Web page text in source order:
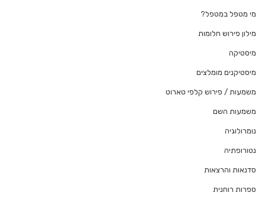
מי מטפל במטפל?
מילון פירוש חלומות
מיסטיקה
מיסטיקנים מומלצים
משמעות / פירוש קלפי טארוט
משמעות השם
נומרולוגיה
נטורופתיה
סדנאות והרצאות
ספרות רוחנית